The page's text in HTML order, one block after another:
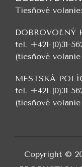
Tiesňové volanie:
DOBROVOĽNÝ
tel. +421-(0)31-
(tiesňové volanie
MESTSKÁ
tel. +421-(0)31-
(tiesňové volanie
Copyright ©